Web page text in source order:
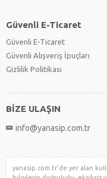
Güvenli E-Ticaret
Güvenli E-Ticaret
Güvenli Alışveriş İpuçları
Gizlilik Politikası
BİZE ULAŞIN
info@yanasip.com.tr
yanasip.com.tr'de yer alan